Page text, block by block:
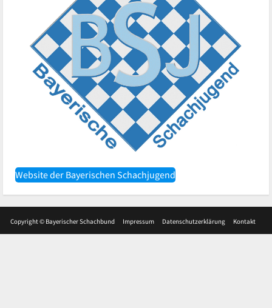
Website der Bayerischen Schachjugend
Copyright © Bayerischer Schachbund Impressum Datenschutzerklärung Kontakt